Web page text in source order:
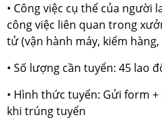
• Công việc cụ thể của người
công việc liên quan trong
tử (vận hành máy, kiểm
• Số lượng cần tuyển: 45 lao
• Hình thức tuyển: Gửi form
khi trúng tuyển